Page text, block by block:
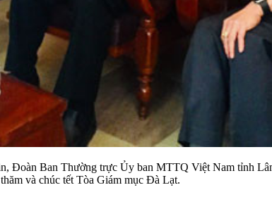
Đoàn Ban Thường trực Ủy ban MTTQ Việt Nam tỉnh
và chúc tết Tòa Giám mục Đà Lạt.